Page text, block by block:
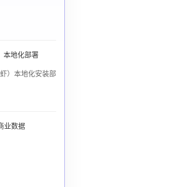
本地化部署
）本地化安装部
业数据